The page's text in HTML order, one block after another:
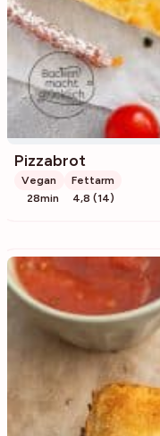
Pizzabrot
Vegan
Fettarm
28min
4,8 (14)